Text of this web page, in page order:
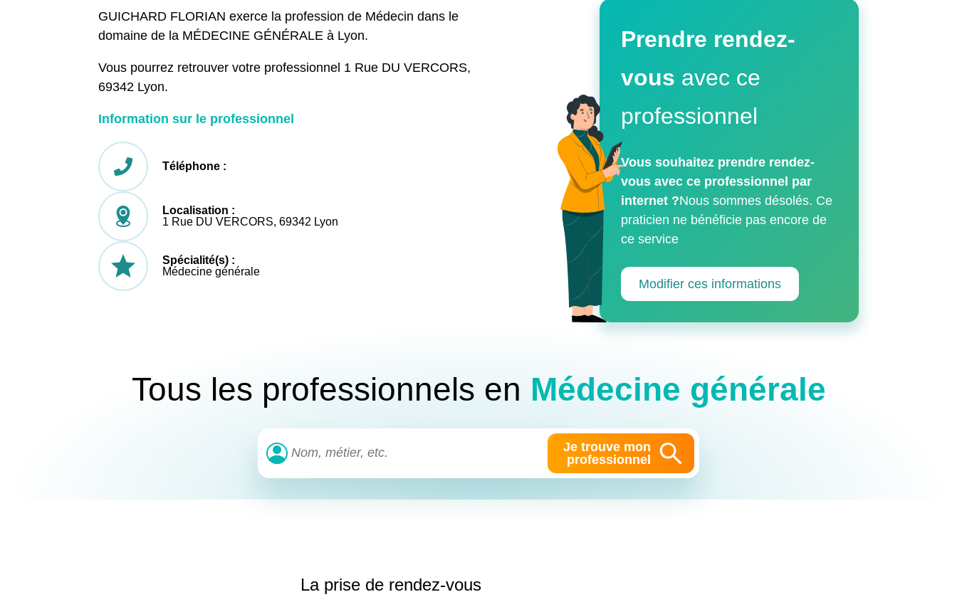
GUICHARD FLORIAN exerce la profession de Médecin dans le
domaine de la MÉDECINE GÉNÉRALE à Lyon.
Vous pourrez retrouver votre professionnel 1 Rue DU VERCORS,
69342 Lyon.
Information sur le professionnel
Téléphone :
Localisation :
1 Rue DU VERCORS, 69342 Lyon
Spécialité(s) :
Médecine générale
Prendre rendez-
vous avec ce
professionnel
Vous souhaitez prendre rendez-
vous avec ce professionnel par
internet ?Nous sommes désolés. Ce
praticien ne bénéficie pas encore de
ce service
Modifier ces informations
Tous les professionnels en Médecine générale
Je trouve mon
professionnel
La prise de rendez-vous
Se souvenir de moi